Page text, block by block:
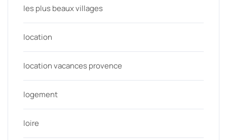
les plus beaux villages
location
location vacances provence
logement
loire